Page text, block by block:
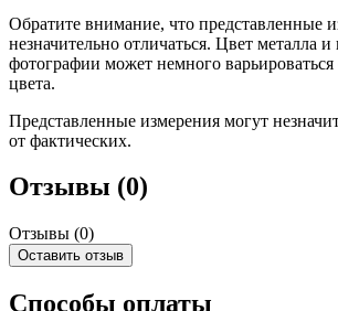
Обратите внимание, что представленные
незначительно отличаться. Цвет металла и
фотографии может немного варьироваться
цвета.
Представленные измерения могут
от фактических.
Отзывы (0)
Отзывы (0)
Оставить отзыв
Способы оплаты